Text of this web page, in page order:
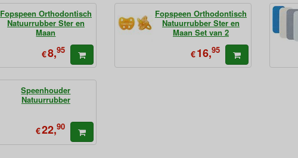
Fopspeen Orthodontisch
Natuurrubber Ster en
Maan
€8,95
Fopspeen Orthodontisch
Natuurrubber Ster en
Maan Set van 2
€16,95
Speenhouder
Natuurrubber
€22,90